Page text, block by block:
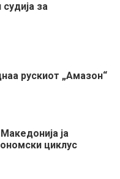
за
рускиот „Амазон“
ја
циклус